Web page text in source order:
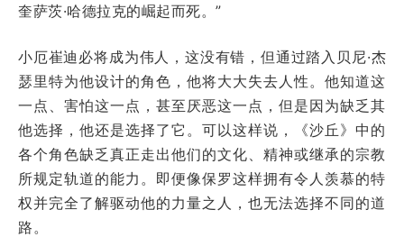
奎萨茨·哈德拉克的崛起而死。”
小厄崔迪必将成为伟人，这没有错，但通过踏入贝尼·杰
瑟里特为他设计的角色，他将大大失去人性。他知道这
一点、害怕这一点，甚至厌恶这一点，但是因为缺乏其
他选择，他还是选择了它。可以这样说，《沙丘》中的
各个角色缺乏真正走出他们的文化、精神或继承的宗教
所规定轨道的能力。即便像保罗这样拥有令人羡慕的特
权并完全了解驱动他的力量之人，也无法选择不同的道
路。